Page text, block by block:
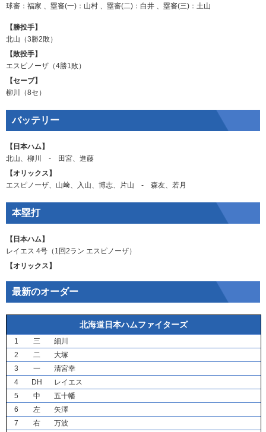
球審：福家 、塁審(一)：山村 、塁審(二)：白井 、塁審(三)：土山
【勝投手】
北山 （3勝2敗）
【敗投手】
エスピノーザ （4勝1敗）
【セーブ】
柳川
（8セ）
バッテリー
【日本ハム】
北山、 柳川 ‐ 田宮、 進藤
【オリックス】
エスピノーザ、 山﨑、 入山、 博志、 片山 ‐ 森友、 若月
本塁打
【日本ハム】
レイエス 4号（1回2ラン エスピノーザ）
【オリックス】
最新のオーダー
北海道日本ハムファイターズ
1 三
細川
2
二
大塚
3
一
清宮幸
4
DH
レイエス
5
中
五十幡
6
左
矢澤
7
右
万波